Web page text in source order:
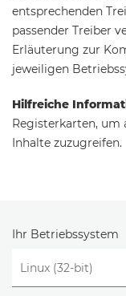
entsprechenden
passender Treiber
Erläuterung zur
jeweiligen
Hilfreiche
Registerkarten, um
Inhalte zuzugreifen.
Ihr Betriebssystem